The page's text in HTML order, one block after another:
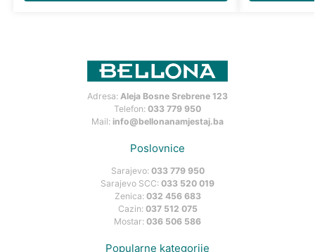
Adresa: Aleja Bosne Srebrene 123
Telefon: 033 779 950
Mail: info@bellonanamjestaj.ba
Poslovnice
Sarajevo: 033 779 950
Sarajevo SCC: 033 520 019
Zenica: 032 456 683
Cazin: 037 512 075
Mostar: 036 506 586
Popularne kategorije